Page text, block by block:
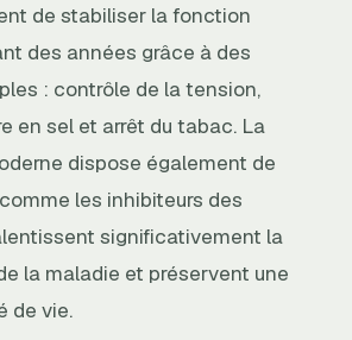
de stabiliser la fonction
des années grâce à des
: contrôle de la tension,
en sel et arrêt du tabac. La
dispose également de
les inhibiteurs des
significativement la
la maladie et préservent une
de vie.